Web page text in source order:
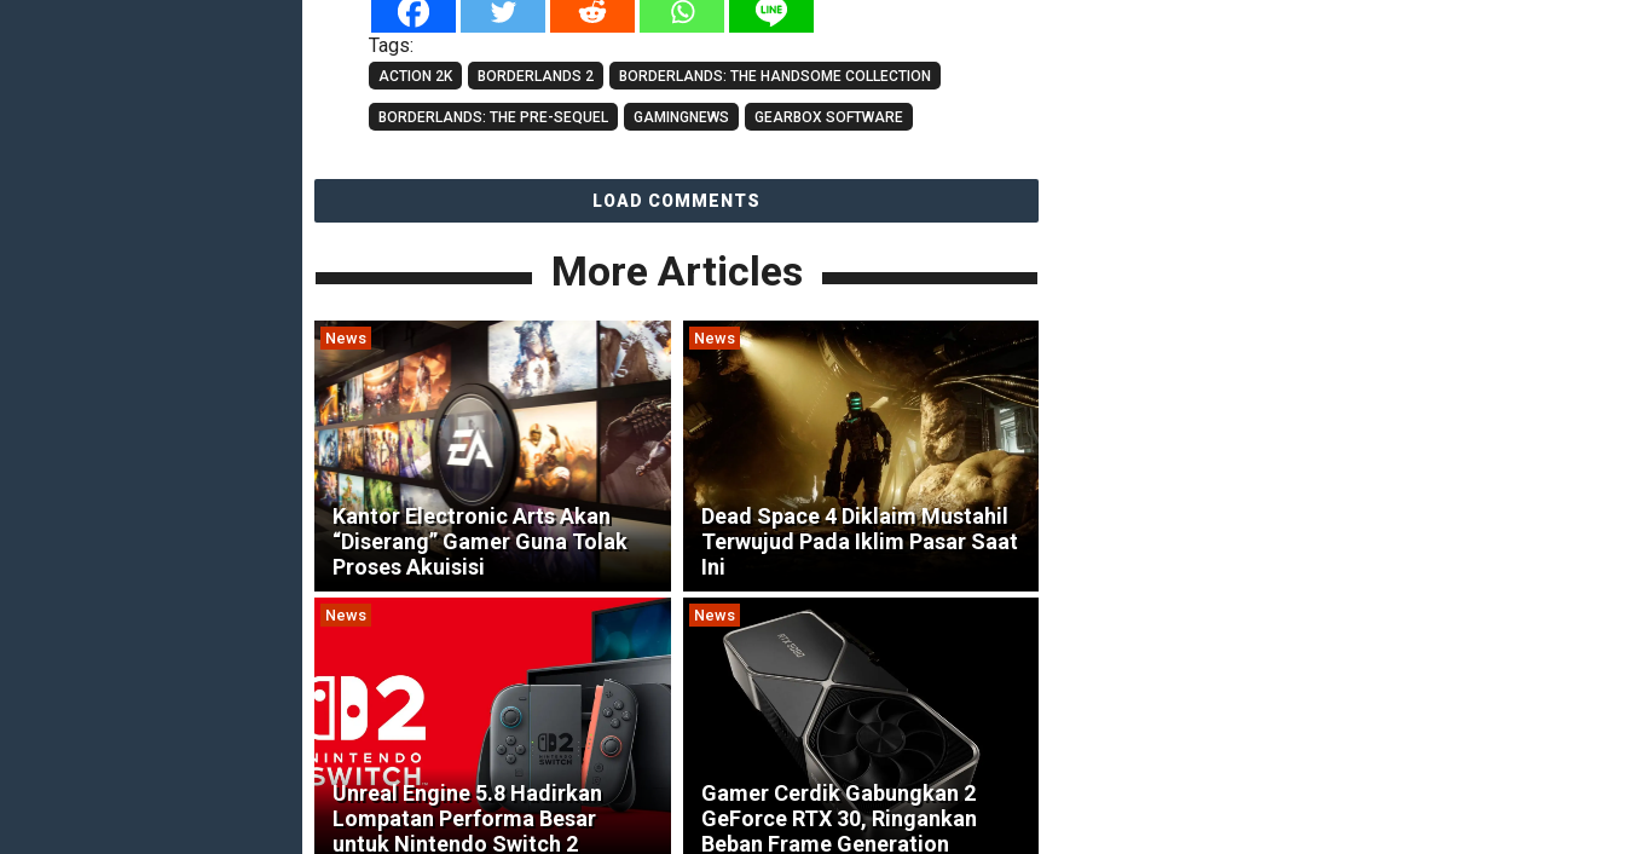
Tags:
ACTION 2K BORDERLANDS 2 BORDERLANDS: THE HANDSOME COLLECTION
BORDERLANDS: THE PRE-SEQUEL GAMINGNEWS GEARBOX SOFTWARE
LOAD COMMENTS
More Articles
News
Kantor Electronic Arts Akan
“Diserang” Gamer Guna Tolak
Proses Akuisisi
News
Dead Space 4 Diklaim Mustahil
Terwujud Pada Iklim Pasar Saat
Ini
News
Unreal Engine 5.8 Hadirkan
Lompatan Performa Besar
untuk Nintendo Switch 2
News
Gamer Cerdik Gabungkan 2
GeForce RTX 30, Ringankan
Beban Frame Generation